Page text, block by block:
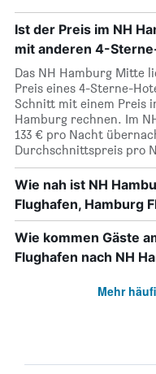
Ist der Preis im NH
mit anderen 4-
Das NH Hamburg Mitte
Preis eines 4-Sterne-
Schnitt mit einem Preis
Hamburg rechnen. Im
133 € pro Nacht
Durchschnittspreis pro
Wie nah ist NH
Flughafen, Hamburg
Wie kommen Gäste
Flughafen nach NH
Mehr